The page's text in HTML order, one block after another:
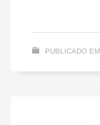
PUBLICADO EM